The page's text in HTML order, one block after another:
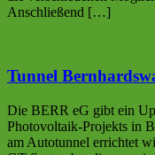
Anschließend […]
Tunnel
Die BERR eG gibt ein
Photovoltaik-Projekts in
am Autotunnel errichtet